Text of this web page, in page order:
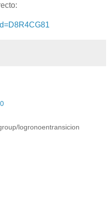
logronoentransicion